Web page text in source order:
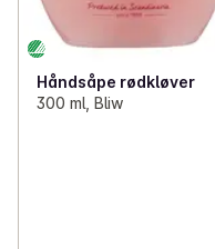
Håndsåpe rødkløver
300 ml, Bliw